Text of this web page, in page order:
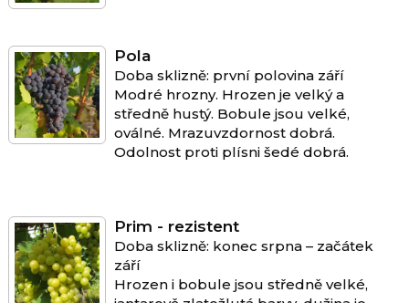
Pola
Doba sklizně: první polovina září
Modré hrozny. Hrozen je velký a
středně hustý. Bobule jsou velké,
oválné. Mrazuvzdornost dobrá.
Odolnost proti plísni šedé dobrá.
Prim - rezistent
Doba sklizně: konec srpna – začátek
září
Hrozen i bobule jsou středně velké,